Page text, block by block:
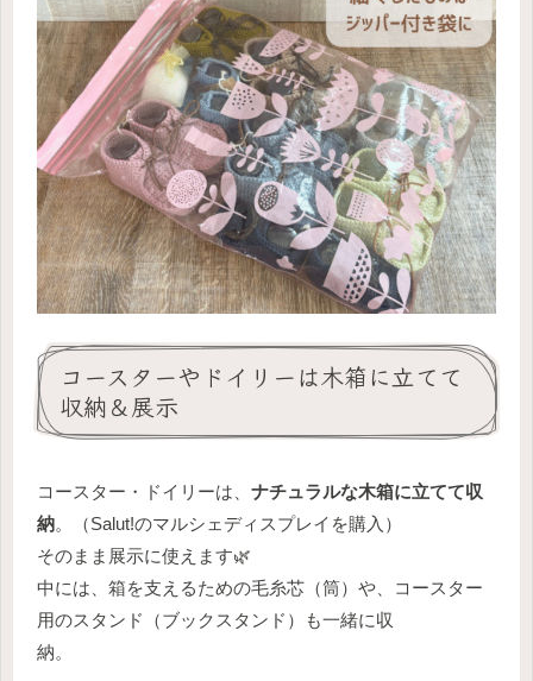
コースターやドイリーは木箱に立てて
収納＆展示
コースター・ドイリーは、 ナチュラルな木箱に立てて収
納。（Salut!のマルシェディスプレイを購入）
そのまま展示に使えます🌿
中には、箱を支えるための毛糸芯（筒）や、コースター
用のスタンド（ブックスタンド）も一緒に収
納。